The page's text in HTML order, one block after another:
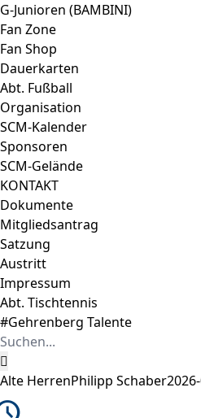
G-Junioren (BAMBINI)
Fan Zone
Fan Shop
Dauerkarten
Abt. Fußball
Organisation
SCM-Kalender
Sponsoren
SCM-Gelände
KONTAKT
Dokumente
Mitgliedsantrag
Satzung
Austritt
Impressum
Abt. Tischtennis
#Gehrenberg Talente
Suche
nach:
Alte HerrenPhilipp Schaber